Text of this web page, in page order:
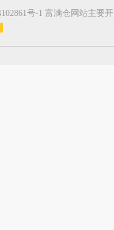
号-1 富满仓网站主